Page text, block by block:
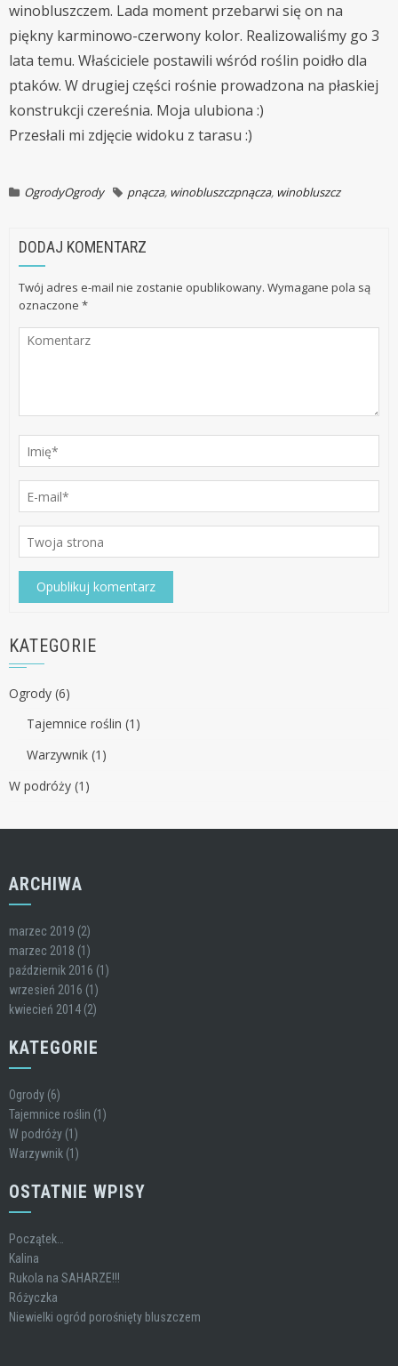
winobluszczem. Lada moment przebarwi się on na
piękny karminowo-czerwony kolor. Realizowaliśmy go 3
lata temu. Właściciele postawili wśród roślin poidło dla
ptaków. W drugiej części rośnie prowadzona na płaskiej
konstrukcji czereśnia. Moja ulubiona :)
Przesłali mi zdjęcie widoku z tarasu :)
OgrodyOgrody pnącza, winobluszczpnącza, winobluszcz
DODAJ KOMENTARZ
Twój adres e-mail nie zostanie opublikowany. Wymagane pola są
oznaczone *
KATEGORIE
Ogrody (6)
Tajemnice roślin (1)
Warzywnik (1)
W podróży (1)
ARCHIWA
marzec 2019 (2)
marzec 2018 (1)
październik 2016 (1)
wrzesień 2016 (1)
kwiecień 2014 (2)
KATEGORIE
Ogrody (6)
Tajemnice roślin (1)
W podróży (1)
Warzywnik (1)
OSTATNIE WPISY
Początek…
Kalina
Rukola na SAHARZE!!!
Różyczka
Niewielki ogród porośnięty bluszczem